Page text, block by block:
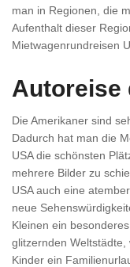
man in Regionen, die
Aufenthalt dieser
Mietwagenrundreisen
Autoreise
Die Amerikaner sind
Dadurch hat man die
USA die schönsten
mehrere Bilder zu
USA auch eine
neue
Kleinen ein
glitzernden
Kinder ein